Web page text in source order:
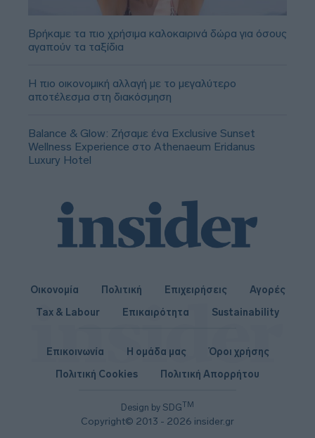
Βρήκαμε τα πιο χρήσιμα καλοκαιρινά δώρα για όσους
αγαπούν τα ταξίδια
Η πιο οικονομική αλλαγή με το μεγαλύτερο
αποτέλεσμα στη διακόσμηση
Balance & Glow: Ζήσαμε ένα Exclusive Sunset
Wellness Experience στο Athenaeum Eridanus
Luxury Hotel
Οικονομία Πολιτική Επιχειρήσεις
Αγορές
Tax & Labour
Επικαιρότητα Sustainability
Design by SDGTM
Copyright© 2013 - 2026 insider.gr
Επικοινωνία Η ομάδα μας
Όροι χρήσης
Πολιτική Cookies
Πολιτική Απορρήτου